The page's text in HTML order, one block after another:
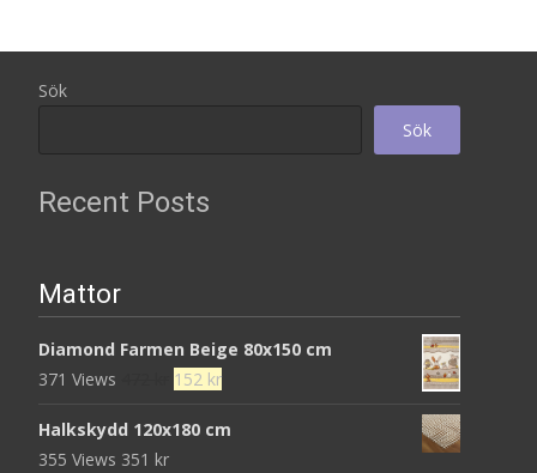
Sök
Sök
Recent Posts
Mattor
Diamond Farmen Beige 80x150 cm
371 Views
Det
priset
152 krDet
priset
Halkskydd 120x180 cm
355 Views 351 kr